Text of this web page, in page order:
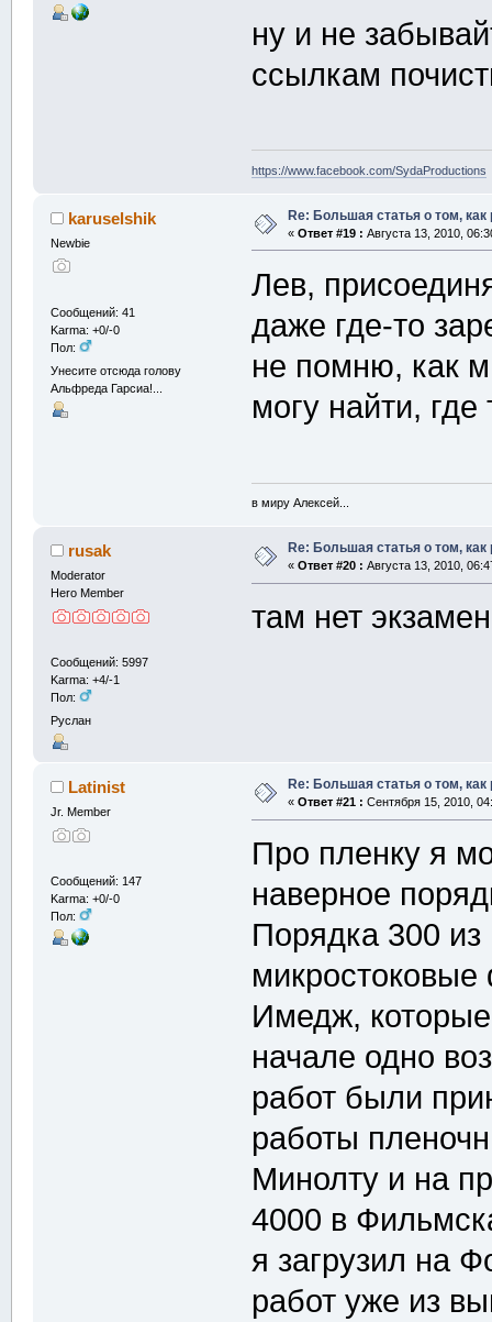
ну и не
ссылкам
https://www.facebook.com/SydaProductions
karuselshik
Newbie
Сообщений: 41
Karma: +0/-0
Пол:
Унесите отсюда голову
Альфреда Гарсиа!...
Re: Большая статья о том, как
« Ответ #19 : Августа 13, 2010,
Лев,
даже где-то
не помню, как
могу найти,
в миру Алексей...
rusak
Moderator
Hero Member
Сообщений: 5997
Karma: +4/-1
Пол:
Руслан
Re: Большая статья о том, как
« Ответ #20 : Августа 13, 2010,
там нет
Latinist
Jr. Member
Сообщений: 147
Karma: +0/-0
Пол:
Re: Большая статья о том, как
« Ответ #21 : Сентября 15, 2010,
Про пленку я
наверное
Порядка 300 из
Имедж,
начале одно
работ были
работы
Минолту и на
4000 в
я загрузил на
работ уже из